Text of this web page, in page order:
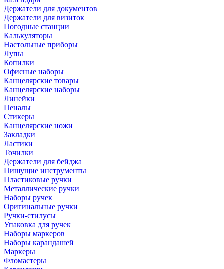
Держатели для документов
Держатели для визиток
Погодные станции
Калькуляторы
Настольные приборы
Лупы
Копилки
Офисные наборы
Канцелярские товары
Канцелярские наборы
Линейки
Пеналы
Стикеры
Канцелярские ножи
Закладки
Ластики
Точилки
Держатели для бейджа
Пишущие инструменты
Пластиковые ручки
Металлические ручки
Наборы ручек
Оригинальные ручки
Ручки-стилусы
Упаковка для ручек
Наборы маркеров
Наборы карандашей
Маркеры
Фломастеры